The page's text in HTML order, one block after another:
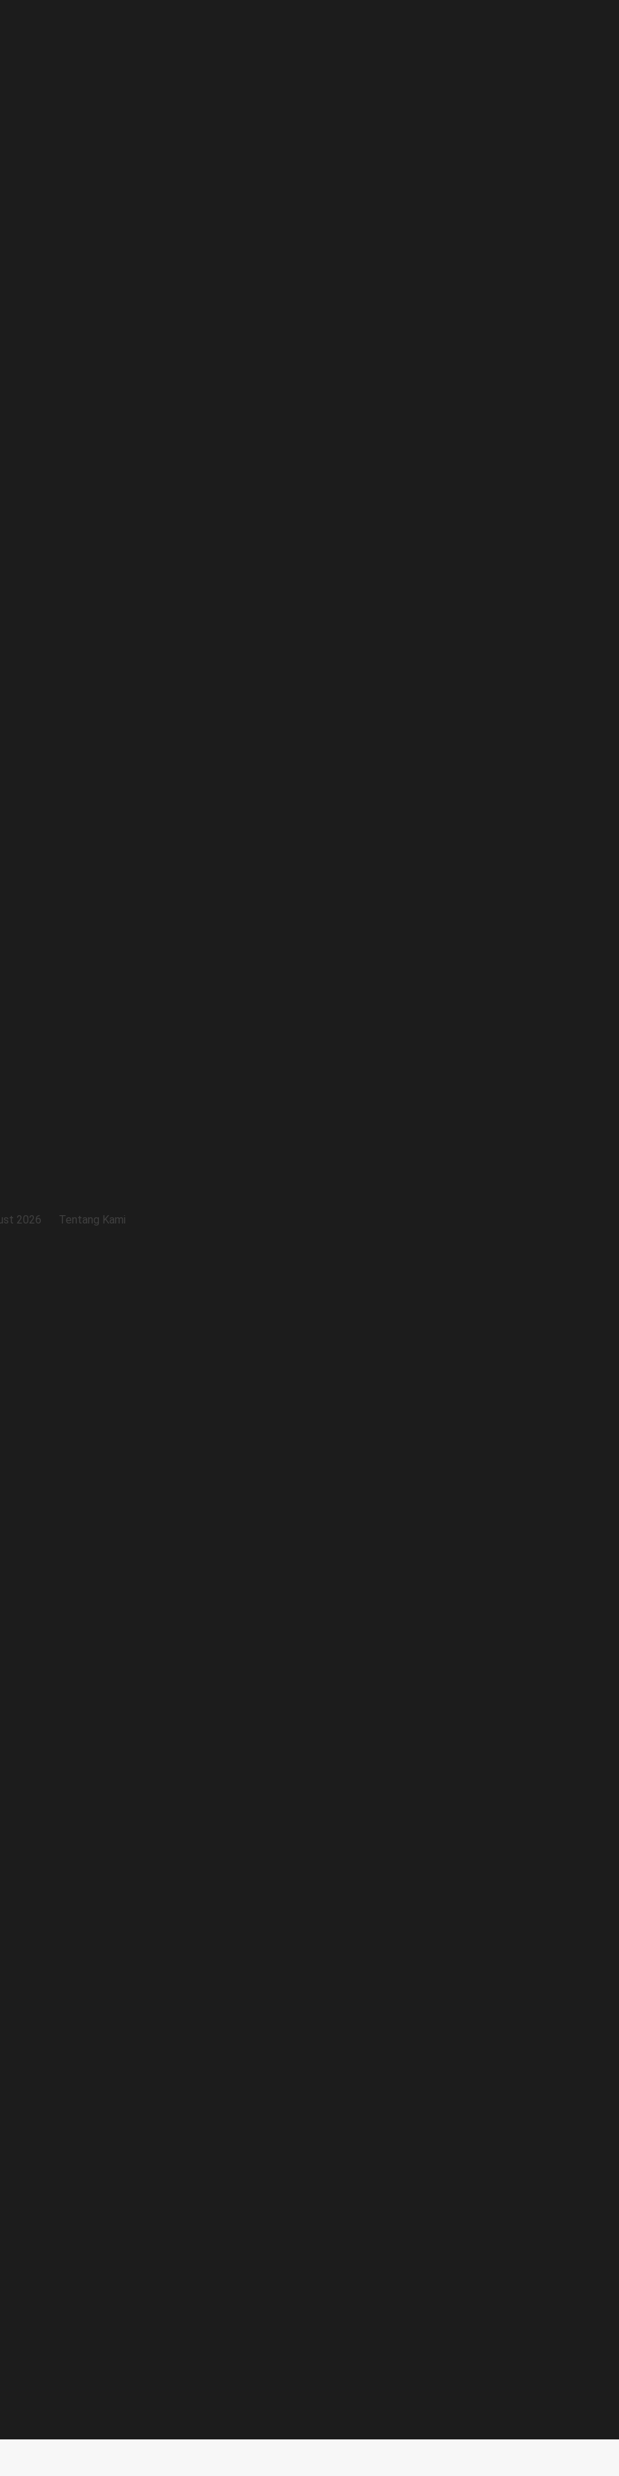
2026 Tentang Kami